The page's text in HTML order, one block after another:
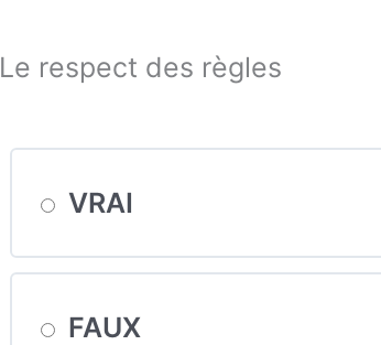
Le respect des règles
VRAI
FAUX